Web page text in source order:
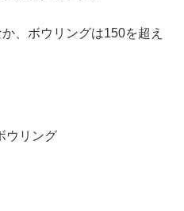
、ボウリングは150を超え
ウリング